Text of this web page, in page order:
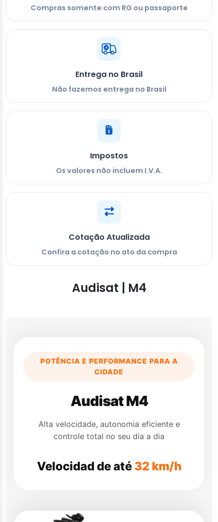
Compras somente com RG ou passaporte
Entrega no Brasil
Não fazemos entrega no Brasil
Impostos
Os valores não incluem I.V.A.
Cotação Atualizada
Confira a cotação no ato da compra
Audisat | M4
POTÊNCIA E PERFORMANCE PARA A
CIDADE
Audisat M4
Alta velocidade, autonomia eficiente e
controle total no seu dia a dia
Velocidad de até 32 km/h